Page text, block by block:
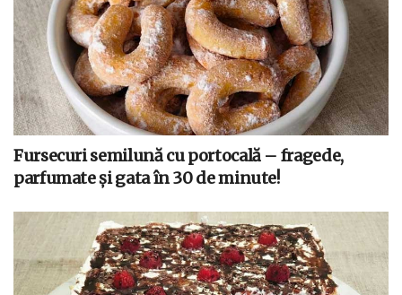
Fursecuri semilună cu portocală – fragede,
parfumate și gata în 30 de minute!